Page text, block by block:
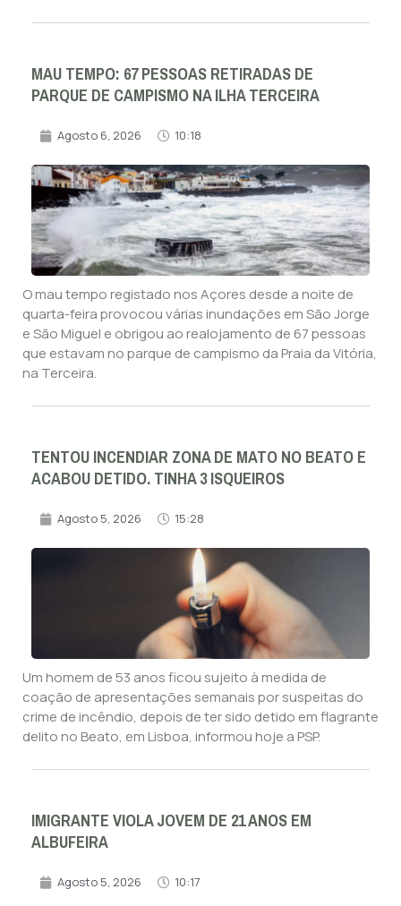
MAU TEMPO: 67 PESSOAS RETIRADAS DE
PARQUE DE CAMPISMO NA ILHA TERCEIRA
Agosto 6, 2026 10:18
O mau tempo registado nos Açores desde a noite de
quarta-feira provocou várias inundações em São Jorge
e São Miguel e obrigou ao realojamento de 67 pessoas
que estavam no parque de campismo da Praia da Vitória,
na Terceira.
TENTOU INCENDIAR ZONA DE MATO NO BEATO E
ACABOU DETIDO. TINHA 3 ISQUEIROS
Agosto 5, 2026 15:28
Um homem de 53 anos ficou sujeito à medida de
coação de apresentações semanais por suspeitas do
crime de incêndio, depois de ter sido detido em flagrante
delito no Beato, em Lisboa, informou hoje a PSP.
IMIGRANTE VIOLA JOVEM DE 21 ANOS EM
ALBUFEIRA
Agosto 5, 2026 10:17